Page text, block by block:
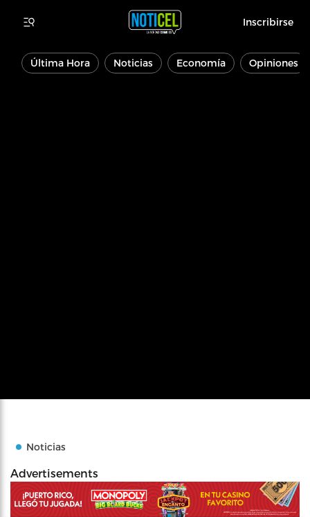
Inscribirse
Última Hora Noticias Economía Opiniones
Noticias
Advertisements